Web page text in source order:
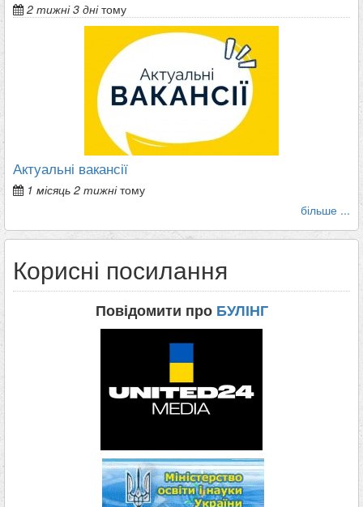
2 тижні 3 днітому
Актуальні вакансії
1 місяць 2 тижнітому
більше ...
Корисні посилання
Повідомити про БУЛІНГ